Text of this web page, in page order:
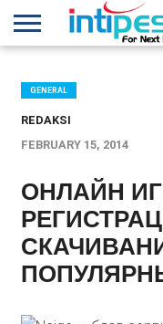
NEWS
CONFERENCES
TRAINING
IPSHOW
EVENT
IP
NETWORK
MORE
GENERAL
REDAKSI
FEBRUARY 15, 2014
ОНЛАЙН